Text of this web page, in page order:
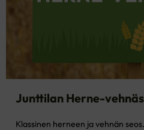
Junttilan Herne-
Klassinen herneen ja vehnän seos.